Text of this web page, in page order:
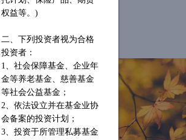
权益等。)
二、下列投资者视为合格
投资者：
1、社会保障基金、企业年
金等养老基金、慈善基金
等社会公益基金；
2、依法设立并在基金业协
会备案的投资计划；
3、投资于所管理私募基金